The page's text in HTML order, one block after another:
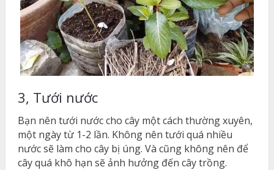
3, Tưới nước
Bạn nên tưới nước cho cây một cách thường xuyên,
một ngày từ 1-2 lần. Không nên tưới quá nhiều
nước sẽ làm cho cây bị úng. Và cũng không nên để
cây quá khô hạn sẽ ảnh hưởng đến cây trồng.